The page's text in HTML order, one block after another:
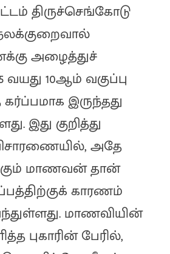
திருச்செங்கோடு
அழைத்துச்
10ஆம் வகுப்பு
இருந்தது
இது குறித்து
அதே
மாணவன் தான்
காரணம்
மாணவியின்
புகாரின் பேரில்,